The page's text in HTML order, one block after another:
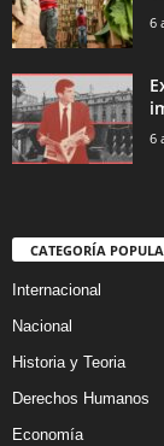
6
6
CATEGORÍA
Internacional
Nacional
Historia y Teoria
Derechos Humanos
Economía